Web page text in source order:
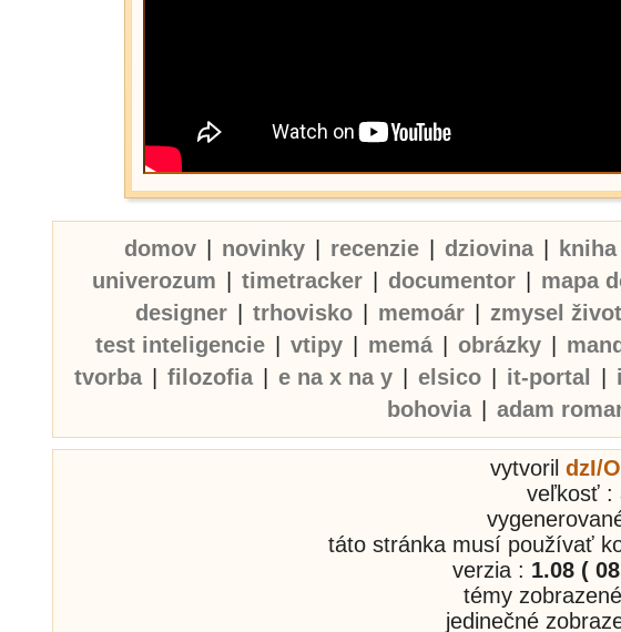
domov novinky recenzie dziovina
univerozum
timetracker documentor mapa
designer
trhovisko memoár zmysel
test inteligencie
vtipy memá obrázky
tvorba
filozofia e na x na y elsico it-portal
bohovia
adam
vytvoril dzI/O
veľkosť :
táto stránka musí používať
verzia : 1.08 (
témy
jedinečné